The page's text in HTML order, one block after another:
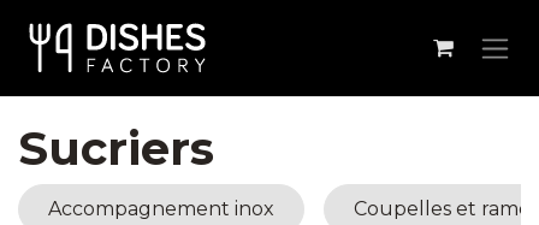
Sucriers
Accompagnement inox Coupelles et